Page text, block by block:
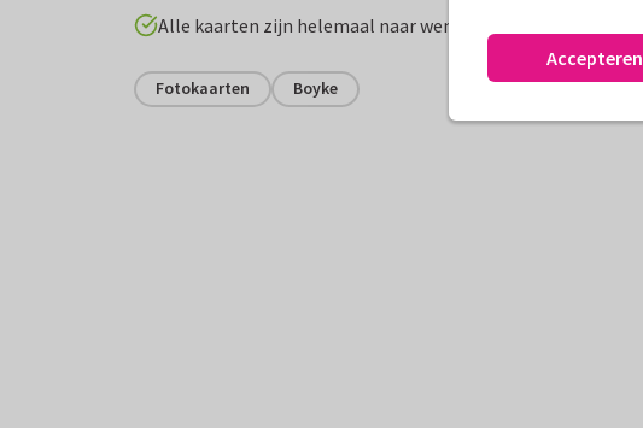
Alle kaarten zijn helemaal naar wens aan te passen
Fotokaarten Boyke
Accepteren